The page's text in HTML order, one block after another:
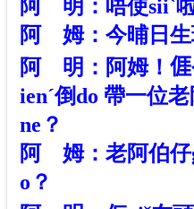
阿 明：唔使siiˋ
阿 姆：今晡日生
阿 明：阿姆！ 𠊎
ienˊ倒do 帶一位
ne？
阿 姆：老阿伯仔
o？